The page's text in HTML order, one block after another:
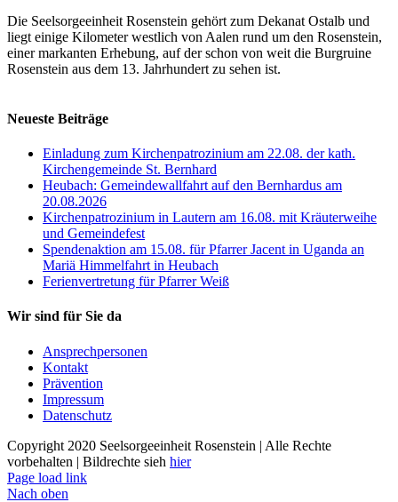
Die Seelsorgeeinheit Rosenstein gehört zum Dekanat Ostalb und
liegt einige Kilometer westlich von Aalen rund um den Rosenstein,
einer markanten Erhebung, auf der schon von weit die Burgruine
Rosenstein aus dem 13. Jahrhundert zu sehen ist.
Neueste Beiträge
Einladung zum Kirchenpatrozinium am 22.08. der kath.
Kirchengemeinde St. Bernhard
Heubach: Gemeindewallfahrt auf den Bernhardus am
20.08.2026
Kirchenpatrozinium in Lautern am 16.08. mit Kräuterweihe
und Gemeindefest
Spendenaktion am 15.08. für Pfarrer Jacent in Uganda an
Mariä Himmelfahrt in Heubach
Ferienvertretung für Pfarrer Weiß
Wir sind für Sie da
Ansprechpersonen
Kontakt
Prävention
Impressum
Datenschutz
Copyright 2020 Seelsorgeeinheit Rosenstein | Alle Rechte
vorbehalten | Bildrechte sieh hier
Page load link
Nach oben